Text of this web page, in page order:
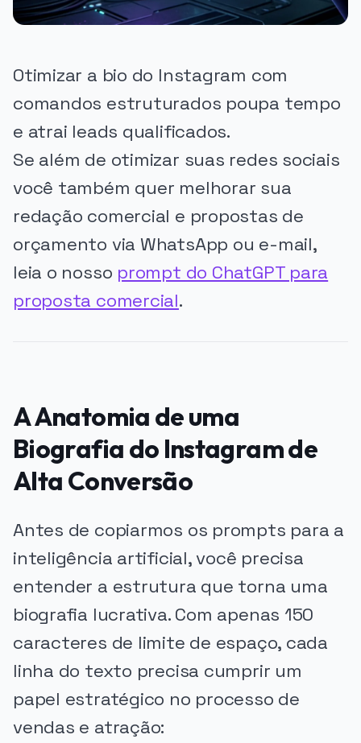
Otimizar a bio do Instagram com
comandos estruturados poupa tempo
e atrai leads qualificados.
Se além de otimizar suas redes sociais
você também quer melhorar sua
redação comercial e propostas de
orçamento via WhatsApp ou e-mail,
leia o nosso prompt do ChatGPT para
proposta comercial.
A Anatomia de uma
Biografia do Instagram de
Alta Conversão
Antes de copiarmos os prompts para a
inteligência artificial, você precisa
entender a estrutura que torna uma
biografia lucrativa. Com apenas 150
caracteres de limite de espaço, cada
linha do texto precisa cumprir um
papel estratégico no processo de
vendas e atração: